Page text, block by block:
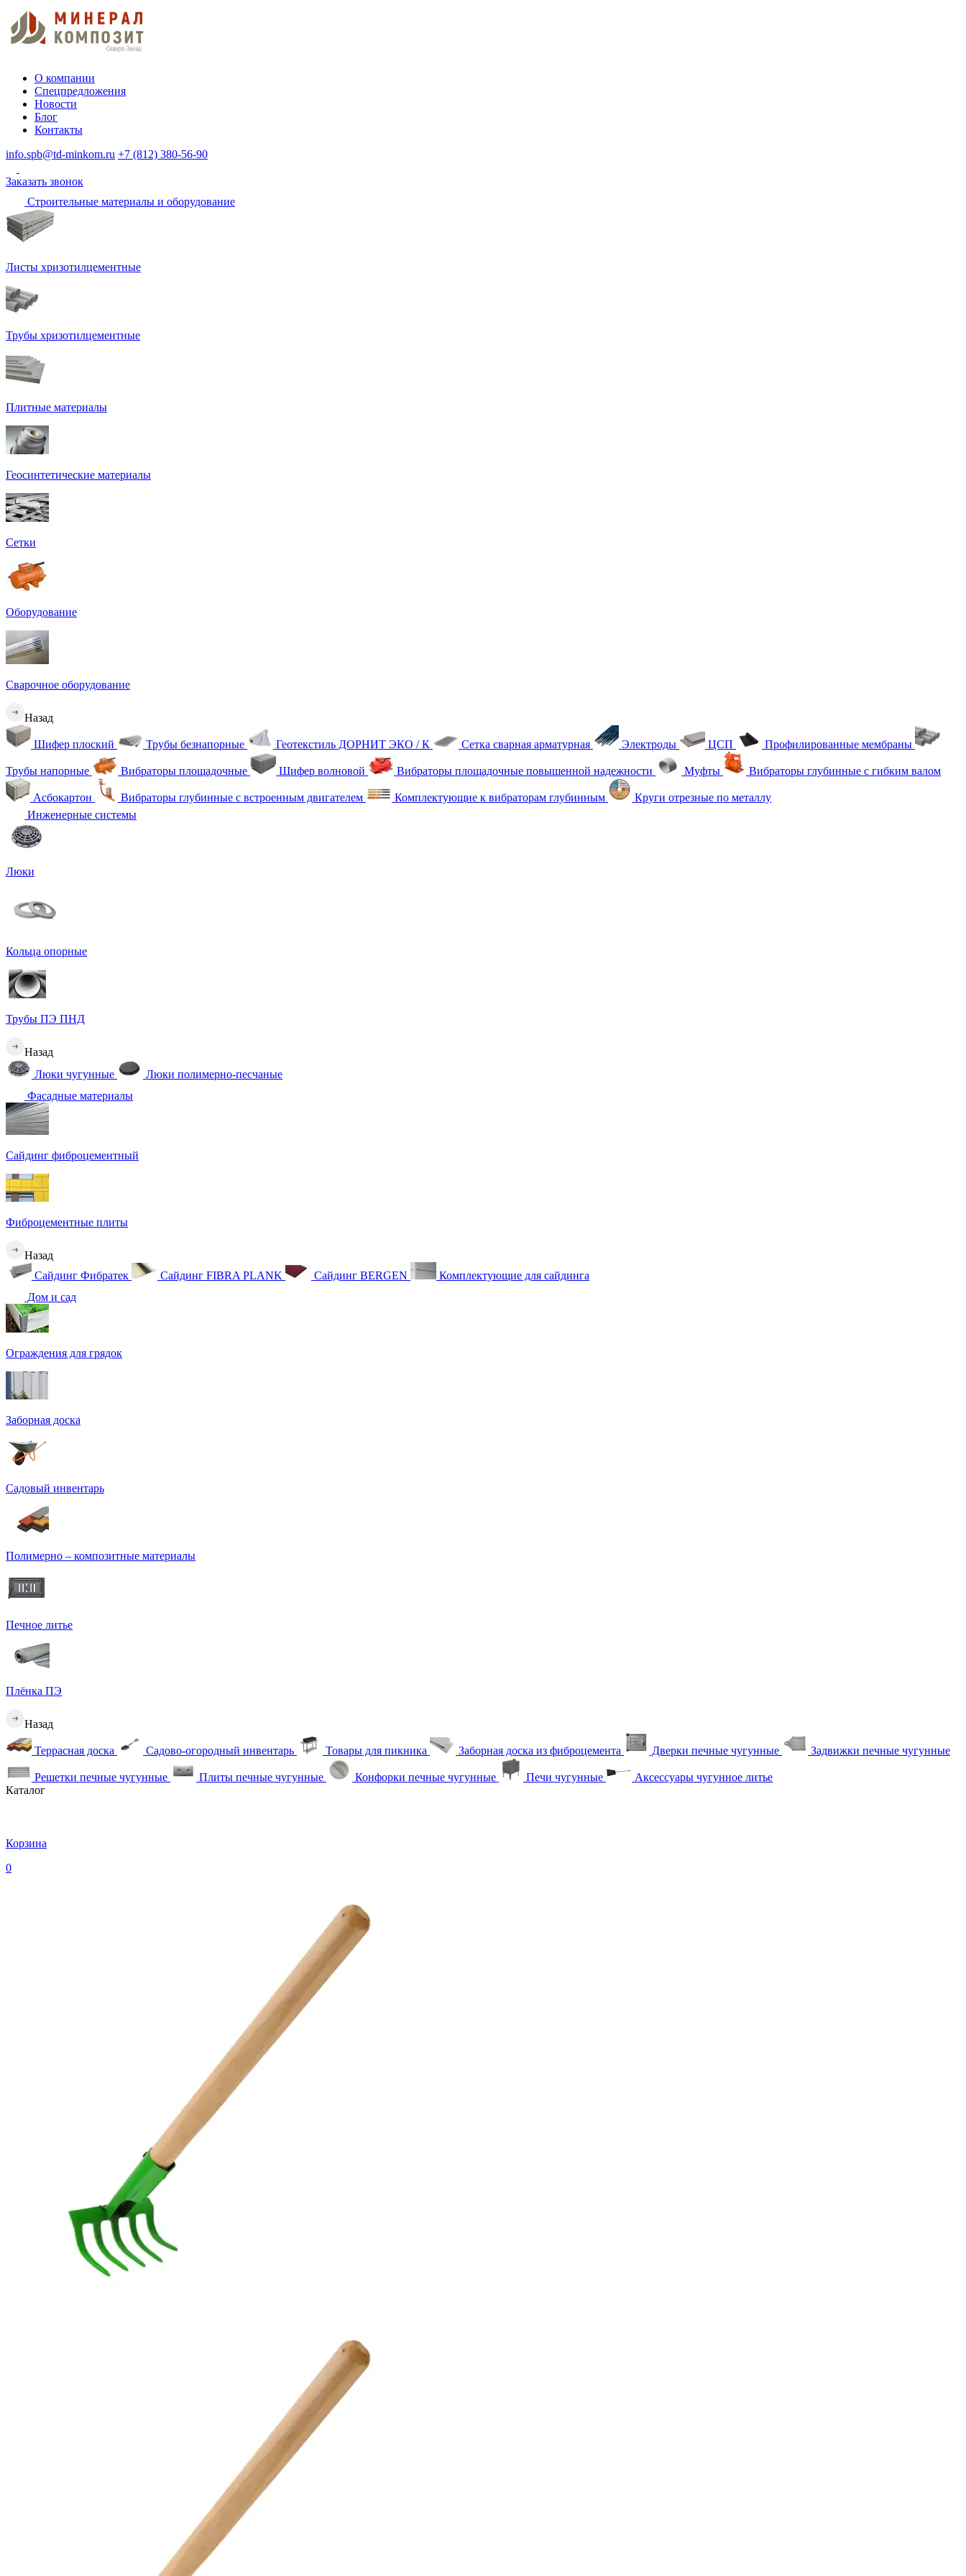
О компании
Спецпредложения
Новости
Блог
Контакты
info.spb@td-minkom.ru +7 (812) 380-56-90
Заказать звонок
Строительные материалы и оборудование
Листы хризотилцементные
Трубы хризотилцементные
Плитные материалы
Геосинтетические материалы
Сетки
Оборудование
Сварочное оборудование
Назад
Шифер плоский Трубы безнапорные Геотекстиль ДОРНИТ ЭКО / К Сетка сварная арматурная Электроды ЦСП Профилированные мембраны
Трубы напорные Вибраторы площадочные Шифер волновой Вибраторы площадочные повышенной надежности Муфты Вибраторы глубинные с гибким валом
Асбокартон Вибраторы глубинные с встроенным двигателем Комплектующие к вибраторам глубинным
Круги отрезные по металлу
Инженерные системы
Люки
Кольца опорные
Трубы ПЭ ПНД
Назад
Люки чугунные
Люки полимерно-песчаные
Фасадные материалы
Сайдинг фиброцементный
Фиброцементные плиты
Назад
Сайдинг Фибратек
Сайдинг FIBRA PLANK Сайдинг BERGEN
Комплектующие для сайдинга
Дом и сад
Ограждения для грядок
Заборная доска
Садовый инвентарь
Полимерно – композитные материалы
Печное литье
Плёнка ПЭ
Назад
Террасная доска Садово-огородный инвентарь Товары для пикника Заборная доска из фиброцемента Дверки печные чугунные Задвижки печные чугунные
Решетки печные чугунные Плиты печные чугунные Конфорки печные чугунные Печи чугунные
Аксессуары чугунное литье
Каталог
Корзина
0